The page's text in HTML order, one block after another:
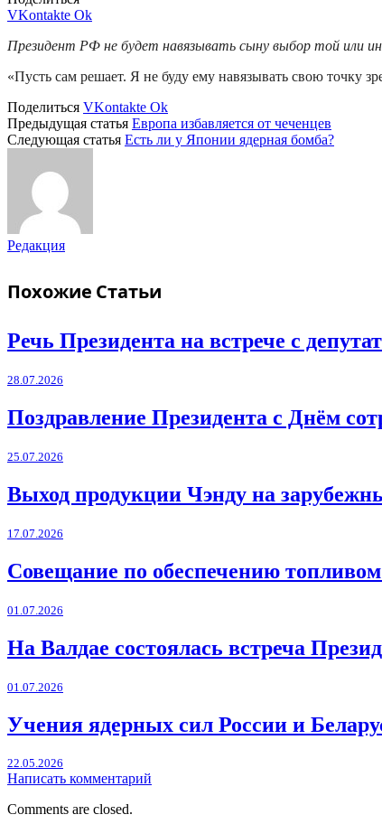
VKontakte Ok
Президент РФ не будет навязывать сыну выбор той или
«Пусть сам решает. Я не буду ему навязывать свою точку
Поделиться VKontakte Ok
Предыдущая статья Европа избавляется от чеченцев
Следующая статья Есть ли у Японии ядерная бомба?
Редакция
Похожие Статьи
Речь Президента на встрече с
28.07.2026
Поздравление Президента с Днём
25.07.2026
Выход продукции Чэнду на
17.07.2026
Совещание по обеспечению
01.07.2026
На Валдае состоялась встреча
01.07.2026
Учения ядерных сил России и
22.05.2026
Написать комментарий
Comments are closed.